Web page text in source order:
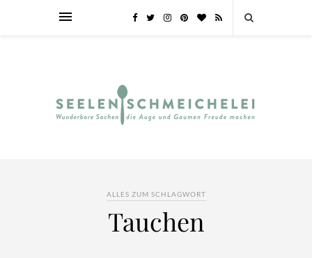
ALLES ZUM SCHLAGWORT
Tauchen